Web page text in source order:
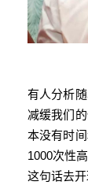
有人分析
减缓我们
本没有时
1000次性
这句话去开